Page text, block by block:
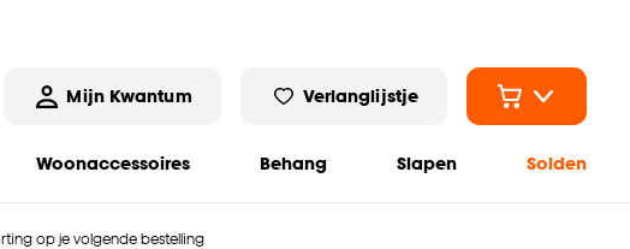
Mijn Kwantum Verlanglijstje
Woonaccessoires Behang Slapen Solden
op je volgende bestelling